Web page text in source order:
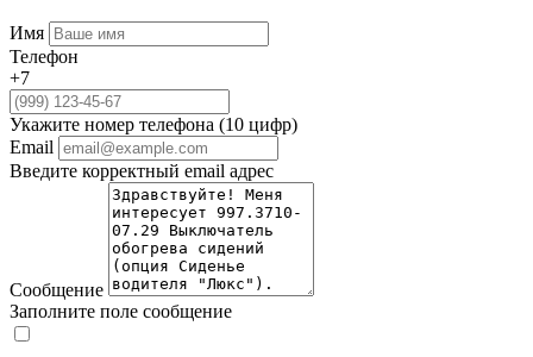
Имя
Телефон
+7
Укажите номер телефона (10 цифр)
Email
Введите корректный email адрес
Сообщение
Заполните поле сообщение